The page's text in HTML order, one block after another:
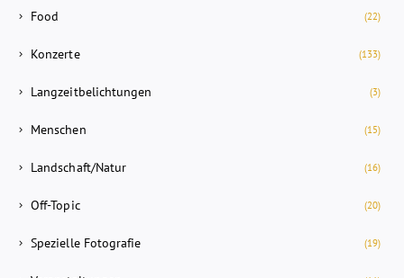
Food (22)
Konzerte (133)
Langzeitbelichtungen (3)
Menschen (15)
Landschaft/Natur (16)
Off-Topic (20)
Spezielle Fotografie (19)